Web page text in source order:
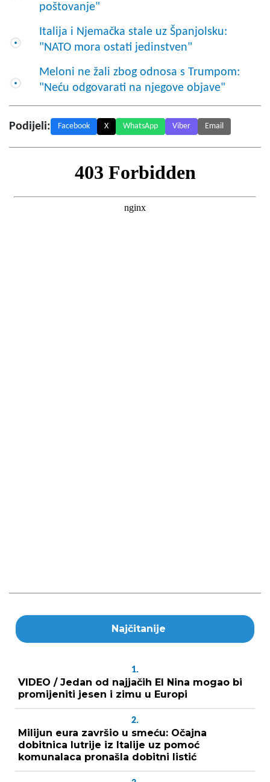
poštovanje"
Italija i Njemačka stale uz Španjolsku:
"NATO mora ostati jedinstven"
Meloni ne žali zbog odnosa s Trumpom:
"Neću odgovarati na njegove objave"
Podijeli: Facebook X WhatsApp Viber Email
Najčitanije
1.
VIDEO / Jedan od najjačih El Nina mogao bi
promijeniti jesen i zimu u Europi
2.
Milijun eura završio u smeću: Očajna
dobitnica lutrije iz Italije uz pomoć
komunalaca pronašla dobitni listić